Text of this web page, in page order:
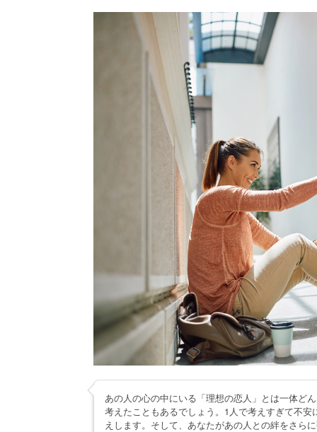
あの人の心の中にいる「理想の恋人」とは一体
考えたこともあるでしょう。1人で考えすぎて不
えします。そして、あなたがあの人との絆をさら